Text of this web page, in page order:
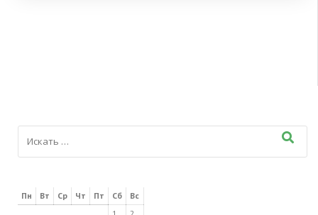
Пн Вт Ср Чт Пт Сб
Вс